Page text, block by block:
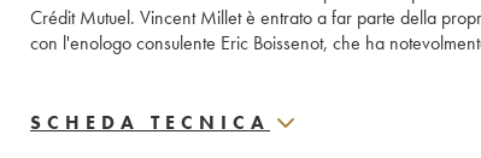
Crédit Mutuel. Vincent Millet è entrato a far parte della
con l'enologo consulente Eric Boissenot, che ha
SCHEDA TECNICA